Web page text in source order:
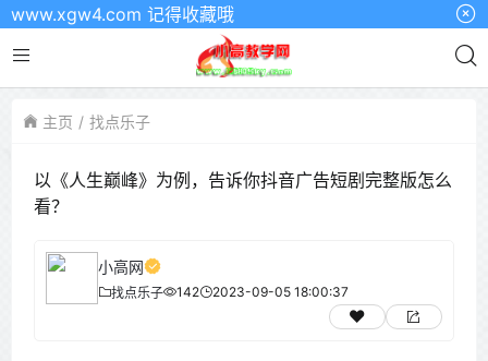
记得收藏哦
主页 找点乐子
以《人生巅峰》为例，告诉你抖音广告短剧完整版怎么
看？
小高网
找点乐子 142 2023-09-05 18:00:37